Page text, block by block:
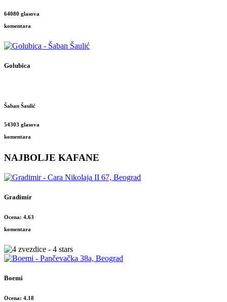
64080 glasova
komentara
Golubica
Šaban Šaulić
54303 glasova
komentara
NAJBOLJE KAFANE
Gradimir
Ocena: 4.63
komentara
Boemi
Ocena: 4.18